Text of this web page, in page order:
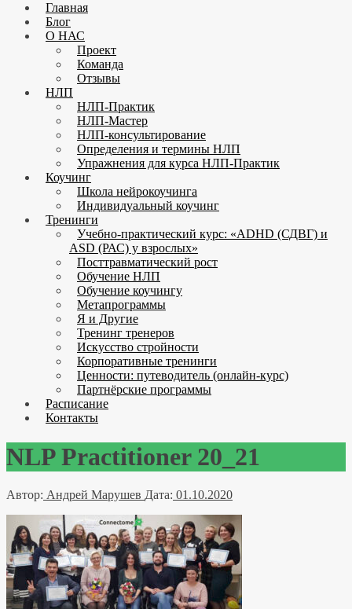
Главная
Блог
О НАС
Проект
Команда
Отзывы
НЛП
НЛП-Практик
НЛП-Мастер
НЛП-консультирование
Определения и термины НЛП
Упражнения для курса НЛП-Практик
Коучинг
Школа нейрокоучинга
Индивидуальный коучинг
Тренинги
Учебно-практический курс: «ADHD (СДВГ) и
ASD (РАС) у взрослых»
Посттравматический рост
Обучение НЛП
Обучение коучингу
Метапрограммы
Я и Другие
Тренинг тренеров
Искусство стройности
Корпоративные тренинги
Ценности: путеводитель (онлайн-курс)
Партнёрские программы
Расписание
Контакты
NLP Practitioner 20_21
Автор: Андрей Марушев Дата: 01.10.2020